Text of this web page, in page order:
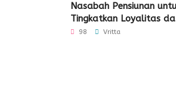
Nasabah Pensiunan
Tingkatkan Loyalitas
Pengalaman Layanan
98 Vritta